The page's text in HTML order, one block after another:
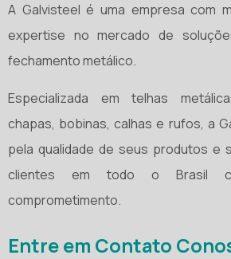
A Galvisteel é uma empresa com
expertise no mercado de
fechamento metálico.
Especializada em telhas
chapas, bobinas, calhas e rufos, a
pela qualidade de seus produtos e
clientes em todo o Brasil
comprometimento.
Entre em Contato